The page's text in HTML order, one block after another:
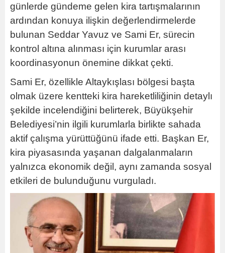
günlerde gündeme gelen kira tartışmalarının
ardından konuya ilişkin değerlendirmelerde
bulunan Seddar Yavuz ve Sami Er, sürecin
kontrol altına alınması için kurumlar arası
koordinasyonun önemine dikkat çekti.
Sami Er, özellikle Altaykışlası bölgesi başta
olmak üzere kentteki kira hareketliliğinin detaylı
şekilde incelendiğini belirterek, Büyükşehir
Belediyesi’nin ilgili kurumlarla birlikte sahada
aktif çalışma yürüttüğünü ifade etti. Başkan Er,
kira piyasasında yaşanan dalgalanmaların
yalnızca ekonomik değil, aynı zamanda sosyal
etkileri de bulunduğunu vurguladı.